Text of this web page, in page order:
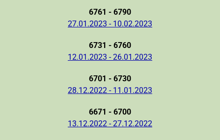
6761 - 6790
27.01.2023 - 10.02.2023
6731 - 6760
12.01.2023 - 26.01.2023
6701 - 6730
28.12.2022 - 11.01.2023
6671 - 6700
13.12.2022 - 27.12.2022